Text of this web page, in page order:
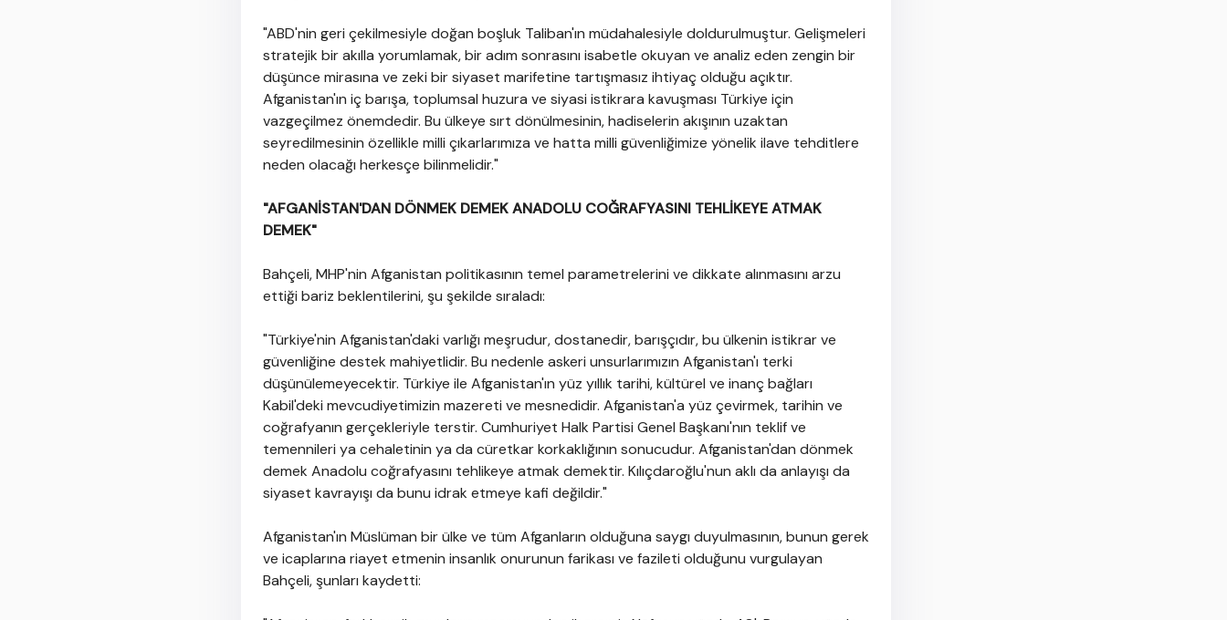
"ABD'nin geri çekilmesiyle doğan boşluk Taliban'ın müdahalesiyle doldurulmuştur. Gelişmeleri
stratejik bir akılla yorumlamak, bir adım sonrasını isabetle okuyan ve analiz eden zengin bir
düşünce mirasına ve zeki bir siyaset marifetine tartışmasız ihtiyaç olduğu açıktır.
Afganistan'ın iç barışa, toplumsal huzura ve siyasi istikrara kavuşması Türkiye için
vazgeçilmez önemdedir. Bu ülkeye sırt dönülmesinin, hadiselerin akışının uzaktan
seyredilmesinin özellikle milli çıkarlarımıza ve hatta milli güvenliğimize yönelik ilave tehditlere
neden olacağı herkesçe bilinmelidir."
"AFGANİSTAN'DAN DÖNMEK DEMEK ANADOLU COĞRAFYASINI TEHLİKEYE ATMAK
DEMEK"
Bahçeli, MHP'nin Afganistan politikasının temel parametrelerini ve dikkate alınmasını arzu
ettiği bariz beklentilerini, şu şekilde sıraladı:
"Türkiye'nin Afganistan'daki varlığı meşrudur, dostanedir, barışçıdır, bu ülkenin istikrar ve
güvenliğine destek mahiyetlidir. Bu nedenle askeri unsurlarımızın Afganistan'ı terki
düşünülemeyecektir. Türkiye ile Afganistan'ın yüz yıllık tarihi, kültürel ve inanç bağları
Kabil'deki mevcudiyetimizin mazereti ve mesnedidir. Afganistan'a yüz çevirmek, tarihin ve
coğrafyanın gerçekleriyle terstir. Cumhuriyet Halk Partisi Genel Başkanı'nın teklif ve
temennileri ya cehaletinin ya da cüretkar korkaklığının sonucudur. Afganistan'dan dönmek
demek Anadolu coğrafyasını tehlikeye atmak demektir. Kılıçdaroğlu'nun aklı da anlayışı da
siyaset kavrayışı da bunu idrak etmeye kafi değildir."
Afganistan'ın Müslüman bir ülke ve tüm Afganların olduğuna saygı duyulmasının, bunun gerek
ve icaplarına riayet etmenin insanlık onurunun farikası ve fazileti olduğunu vurgulayan
Bahçeli, şunları kaydetti: